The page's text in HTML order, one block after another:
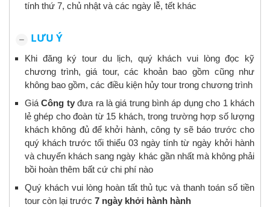
tính thứ 7, chủ nhật và các ngày lễ, tết khác
LƯU Ý
Khi đăng ký tour du lịch, quý khách vui lòng đọc kỹ
chương trình, giá tour, các khoản bao gồm cũng như
không bao gồm, các điều kiện hủy tour trong chương trình
GiáCông tyđưa ra là giá trung bình áp dụng cho 1 khách
lẻ ghép cho đoàn từ 15 khách, trong trường hợp số lượng
khách không đủ để khởi hành, công ty sẽ báo trước cho
quý khách trước tối thiểu 03 ngày tính từ ngày khởi hành
và chuyển khách sang ngày khác gần nhất mà không phải
bồi hoàn thêm bất cứ chi phí nào
Quý khách vui lòng hoàn tất thủ tục và thanh toán số tiền
tour còn lại trước 7 ngày khởi hành hành